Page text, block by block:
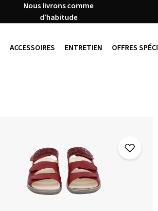
Nous livrons comme
d’habitude
ACCESSOIRES ENTRETIEN OFFRES